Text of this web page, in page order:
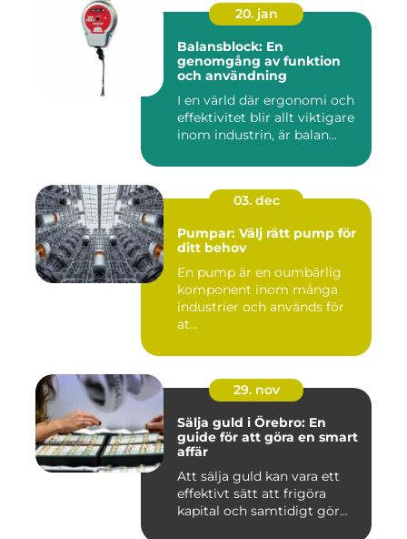
20. jan
Balansblock: En
genomgång av funktion
och användning
I en värld där ergonomi och
effektivitet blir allt viktigare
inom industrin, är balan...
03. dec
Pumpar: Välj rätt pump för
ditt behov
En pump är en oumbärlig
komponent inom många
industrier och används för
at...
29. nov
Sälja guld i Örebro: En
guide för att göra en smart
affär
Att sälja guld kan vara ett
effektivt sätt att frigöra
kapital och samtidigt gör...